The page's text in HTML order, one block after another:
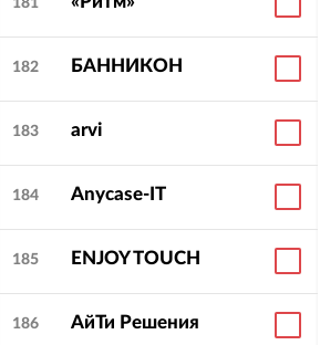
181
182 БАННИКОН
183 arvi
184 Anycase-IT
185 ENJOY TOUCH
186 АйТи Решения